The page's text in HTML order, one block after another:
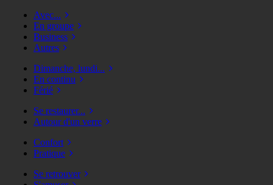
Avec...
En groupe
Business
Autres
Dimanche, lundi...
En continu
Férié
Se restaurer...
Autour d'un verre
Confort
Pratique
Se retrouver